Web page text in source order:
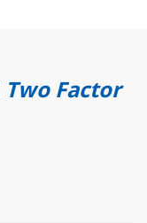
Two Factor